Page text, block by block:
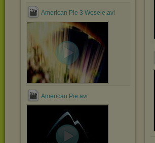
American Pie 3 Wesele.avi
American Pie.avi